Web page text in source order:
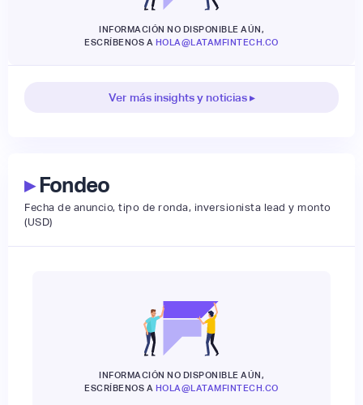
INFORMACIÓN NO DISPONIBLE AÚN,
ESCRÍBENOS A HOLA@LATAMFINTECH.CO
Ver más insights y noticias ▸
▸Fondeo
Fecha de anuncio, tipo de ronda, inversionista lead y monto
(USD)
INFORMACIÓN NO DISPONIBLE AÚN,
ESCRÍBENOS A HOLA@LATAMFINTECH.CO